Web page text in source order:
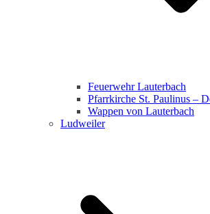
Feuerwehr Lauterbach
Pfarrkirche St. Paulinus –
Wappen von Lauterbach
Ludweiler